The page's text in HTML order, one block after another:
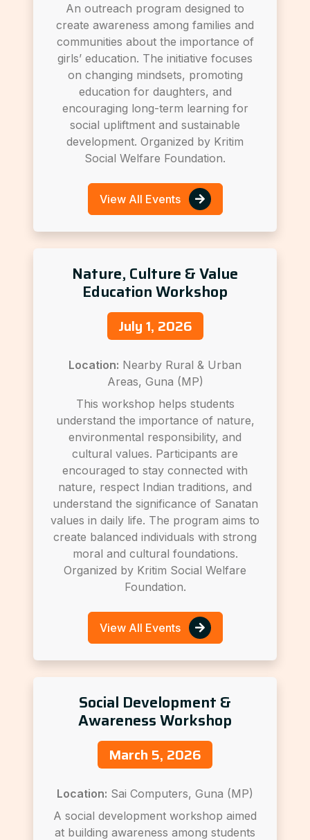
An outreach program designed to
create awareness among families and
communities about the importance of
girls’ education. The initiative focuses
on changing mindsets, promoting
education for daughters, and
encouraging long-term learning for
social upliftment and sustainable
development. Organized by Kritim
Social Welfare Foundation.
View All Events
Nature, Culture & Value
Education Workshop
July 1, 2026
Location: Nearby Rural & Urban
Areas, Guna (MP)
This workshop helps students
understand the importance of nature,
environmental responsibility, and
cultural values. Participants are
encouraged to stay connected with
nature, respect Indian traditions, and
understand the significance of Sanatan
values in daily life. The program aims to
create balanced individuals with strong
moral and cultural foundations.
Organized by Kritim Social Welfare
Foundation.
View All Events
Social Development &
Awareness Workshop
March 5, 2026
Location: Sai Computers, Guna (MP)
A social development workshop aimed
at building awareness among students